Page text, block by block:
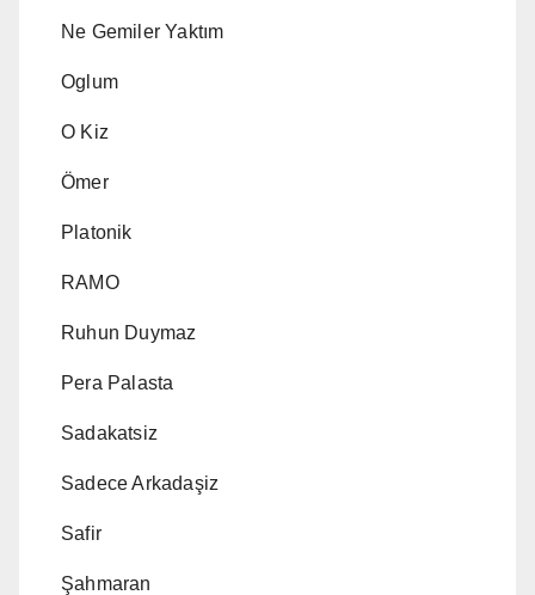
Ne Gemiler Yaktım
Oglum
O Kiz
Ömer
Platonik
RAMO
Ruhun Duymaz
Pera Palasta
Sadakatsiz
Sadece Arkadaşiz
Safir
Şahmaran